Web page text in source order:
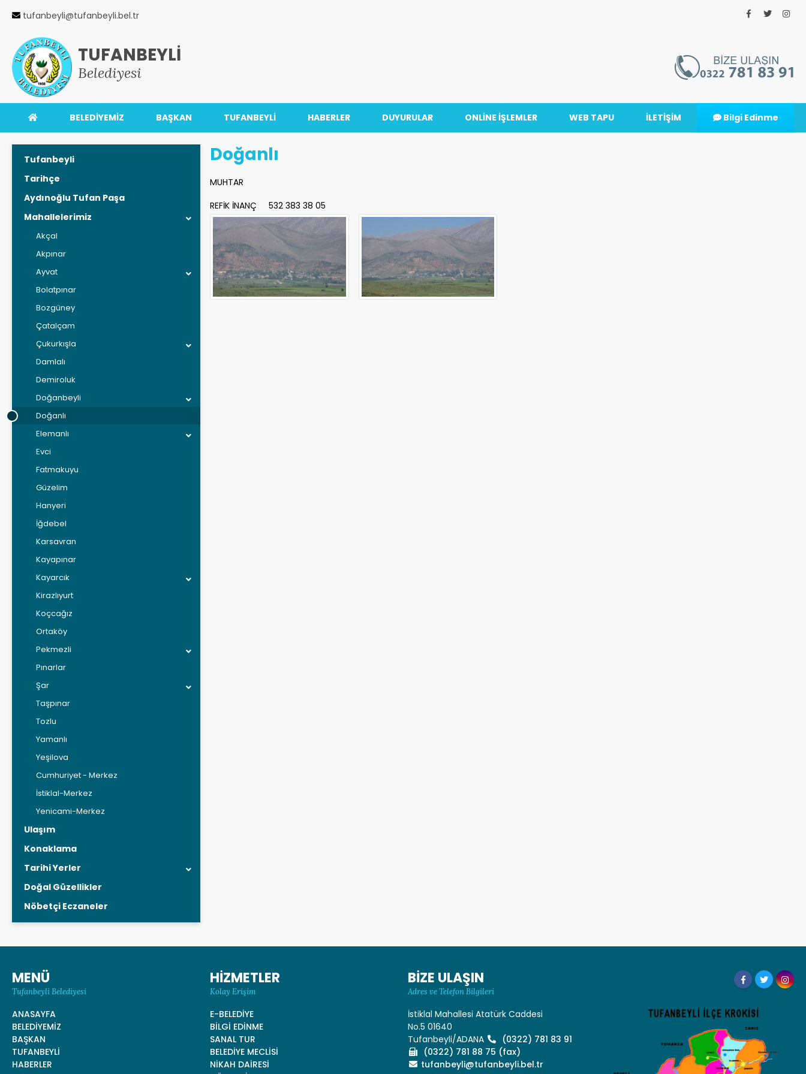
tufanbeyli@tufanbeyli.bel.tr
TUFANBEYLİ
Belediyesi
BELEDİYEMİZ BAŞKAN TUFANBEYLİ HABERLER DUYURULAR ONLİNE İŞLEMLER WEB TAPU İLETİŞİM Bilgi Edinme
Tufanbeyli
Tarihçe
Aydınoğlu Tufan Paşa
Mahallelerimiz
Akçal
Akpınar
Ayvat
Bolatpınar
Bozgüney
Çatalçam
Çukurkışla
Damlalı
Demiroluk
Doğanbeyli
Doğanlı
Elemanlı
Evci
Fatmakuyu
Güzelim
Hanyeri
İğdebel
Karsavran
Kayapınar
Kayarcık
Kirazlıyurt
Koçcağız
Ortaköy
Pekmezli
Pınarlar
Şar
Taşpınar
Tozlu
Yamanlı
Yeşilova
Cumhuriyet - Merkez
İstiklal-Merkez
Yenicami-Merkez
Ulaşım
Konaklama
Tarihi Yerler
Doğal Güzellikler
Nöbetçi Eczaneler
Doğanlı
MUHTAR
REFİK İNANÇ 532 383 38 05
MENÜ
Tufanbeyli Belediyesi
ANASAYFA
BELEDİYEMİZ
BAŞKAN
TUFANBEYLİ
HABERLER
HİZMETLER
Kolay Erişim
E-BELEDİYE
BİLGİ EDİNME
SANAL TUR
BELEDİYE MECLİSİ
NİKAH DAİRESİ
BİZE ULAŞIN
Adres ve Telefon Bilgileri
İstiklal Mahallesi Atatürk Caddesi
No.5 01640
Tufanbeyli/ADANA
(0322) 781 83 91
(0322) 781 88 75 (fax)
tufanbeyli@tufanbeyli.bel.tr